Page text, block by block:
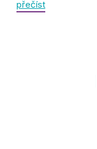
přečíst